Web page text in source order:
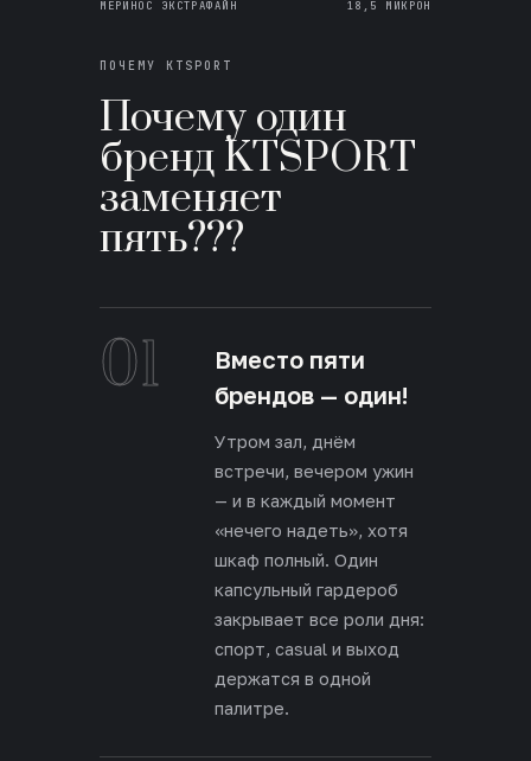
МЕРИНОС ЭКСТРАФАЙН 18,5 МИКРОН
ПОЧЕМУ KTSPORT
Почему один
бренд KTSPORT
заменяет
пять???
01
Вместо пяти
брендов — один!
Утром зал, днём
встречи, вечером ужин
— и в каждый момент
«нечего надеть», хотя
шкаф полный. Один
капсульный гардероб
закрывает все роли дня:
спорт, casual и выход
держатся в одной
палитре.